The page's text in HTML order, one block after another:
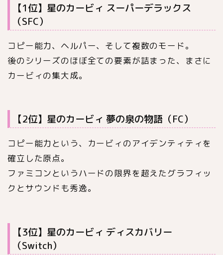
【1位】星のカービィ スーパーデラックス
（SFC）
コピー能力、ヘルパー、そして複数のモード。
後のシリーズのほぼ全ての要素が詰まった、まさに
カービィの集大成。
【2位】星のカービィ 夢の泉の物語（FC）
コピー能力という、カービィのアイデンティティを
確立した原点。
ファミコンというハードの限界を超えたグラフィッ
クとサウンドも秀逸。
【3位】星のカービィ ディスカバリー
（Switch）